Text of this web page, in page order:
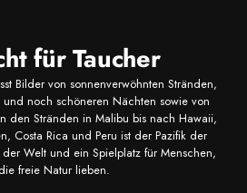
für Taucher
Bilder von sonnenverwöhnten Stränden,
noch schöneren Nächten sowie von
den Stränden in Malibu bis nach Hawaii,
Costa Rica und Peru ist der Pazifik der
Welt und ein Spielplatz für Menschen,
freie Natur lieben.